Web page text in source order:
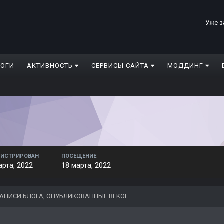
Уже
АКТИВНОСТЬ СЕРВИСЫ САЙТА МОДДИНГ
2022
ПОСЕЩЕНИЕ
18 марта, 2022
БЛОГА, ОПУБЛИКОВАННЫЕ REKOL